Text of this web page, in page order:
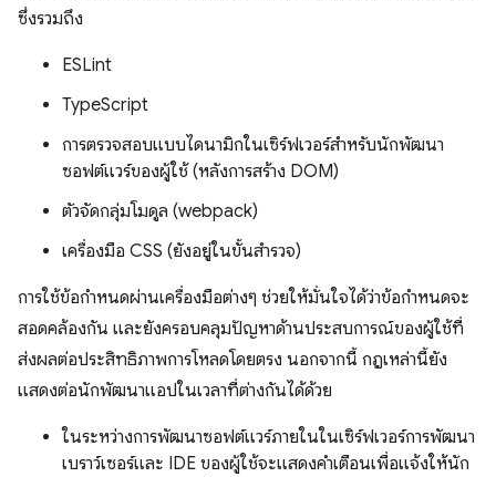
ซึ่งรวมถึง
ESLint
TypeScript
การตรวจสอบแบบไดนามิกในเซิร์ฟเวอร์สำหรับนักพัฒนา
ซอฟต์แวร์ของผู้ใช้ (หลังการสร้าง DOM)
ตัวจัดกลุ่มโมดูล (webpack)
เครื่องมือ CSS (ยังอยู่ในขั้นสํารวจ)
การใช้ข้อกำหนดผ่านเครื่องมือต่างๆ ช่วยให้มั่นใจได้ว่าข้อกำหนดจะ
สอดคล้องกัน และยังครอบคลุมปัญหาด้านประสบการณ์ของผู้ใช้ที่
ส่งผลต่อประสิทธิภาพการโหลดโดยตรง นอกจากนี้ กฎเหล่านี้ยัง
แสดงต่อนักพัฒนาแอปในเวลาที่ต่างกันได้ด้วย
ในระหว่างการพัฒนาซอฟต์แวร์ภายในในเซิร์ฟเวอร์การพัฒนา
เบราว์เซอร์และ IDE ของผู้ใช้จะแสดงคำเตือนเพื่อแจ้งให้นัก